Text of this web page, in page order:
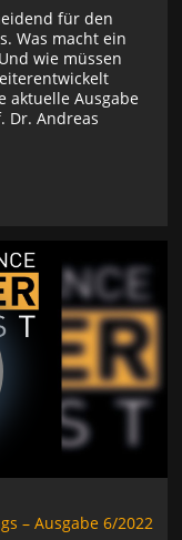
für den
Was macht ein
wie müssen
aktuelle Ausgabe
Dr. Andreas
– Ausgabe 6/2022